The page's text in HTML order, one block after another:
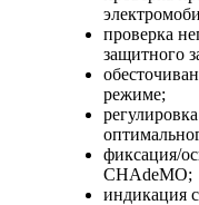
проверка
защитного
режиме;
фиксация/
CHAdeMO;
индикация